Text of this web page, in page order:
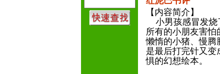
【内容简介】
小男孩感冒发烧
所有的小朋友害
懒惰的小猪、慢腾
是最后打完针又
惧的幻想绘本。